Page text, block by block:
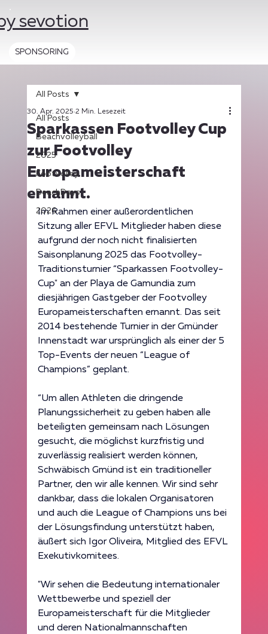
sevotion
SPONSORING
All Posts
Beachvolleyball
2025
Footvolley
BeachDays
2026
All Posts
Sparkassen Footvolley Cup
zur Footvolley
Europameisterschaft
ernannt.
30. Apr. 2025 2 Min. Lesezeit
Im Rahmen einer außerordentlichen
Sitzung aller EFVL Mitglieder haben diese
aufgrund der noch nicht finalisierten
Saisonplanung 2025 das Footvolley-
Traditionsturnier “Sparkassen Footvolley-
Cup" an der Playa de Gamundia zum
diesjährigen Gastgeber der Footvolley
Europameisterschaften ernannt. Das seit
2014 bestehende Turnier in der Gmünder
Innenstadt war ursprünglich als einer der 5
Top-Events der neuen “League of
Champions” geplant.
“Um allen Athleten die dringende
Planungssicherheit zu geben haben alle
beteiligten gemeinsam nach Lösungen
gesucht, die möglichst kurzfristig und
zuverlässig realisiert werden können,
Schwäbisch Gmünd ist ein traditioneller
Partner, den wir alle kennen. Wir sind sehr
dankbar, dass die lokalen Organisatoren
und auch die League of Champions uns bei
der Lösungsfindung unterstützt haben,
äußert sich Igor Oliveira, Mitglied des EFVL
Exekutivkomitees.
"Wir sehen die Bedeutung internationaler
Wettbewerbe und speziell der
Europameisterschaft für die Mitglieder
und deren Nationalmannschaften